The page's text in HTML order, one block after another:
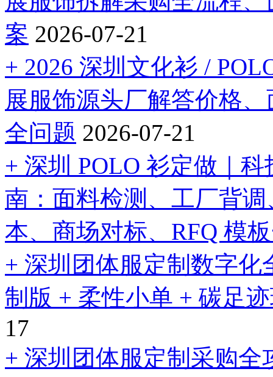
案 2026-07-21
+ 2026 深圳文化衫 /
展服饰源头厂解答价格
全问题 2026-07-21
+ 深圳 POLO 衫定做｜
南：面料检测、工厂背
本、商场对标、RFQ 模
+ 深圳团体服定制数字
制版 + 柔性小单 + 碳足
17
+ 深圳团体服定制采购